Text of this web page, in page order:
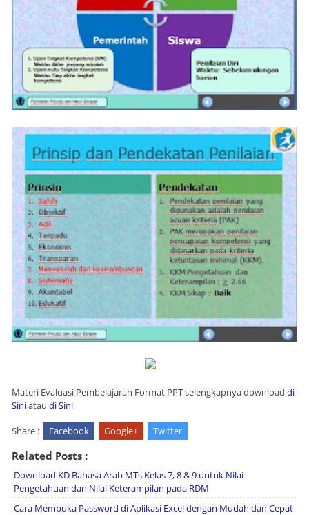
Materi Evaluasi Pembelajaran Format PPT selengkapnya download di
Siniatau di Sini
Share : Facebook Google+ Twitter
Related Posts :
Download KD Bahasa Arab MTs Kelas 7, 8 & 9 untuk Nilai
Pengetahuan dan Nilai Keterampilan pada RDM
Cara Membuka Password di Aplikasi Excel dengan Mudah dan Cepat